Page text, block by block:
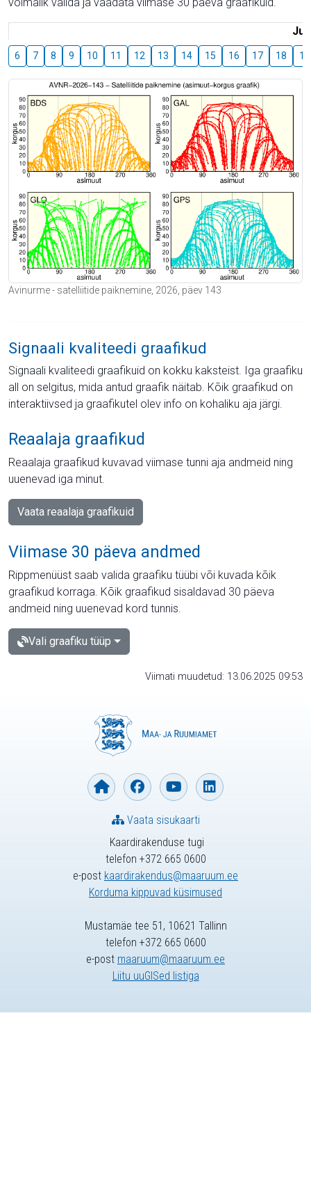
6 7 8 9 10 11 12 13 14 15 16 17 18 19
Avinurme - satelliitide paiknemine, 2026, päev 143
Signaali kvaliteedi graafikud
Signaali kvaliteedi graafikuid on kokku kaksteist. Iga graafiku
all on selgitus, mida antud graafik näitab. Kõik graafikud on
interaktiivsed ja graafikutel olev info on kohaliku aja järgi.
Reaalaja graafikud
Reaalaja graafikud kuvavad viimase tunni aja andmeid ning
uuenevad iga minut.
Vaata reaalaja graafikuid
Viimase 30 päeva andmed
Rippmenüüst saab valida graafiku tüübi või kuvada kõik
graafikud korraga. Kõik graafikud sisaldavad 30 päeva
andmeid ning uuenevad kord tunnis.
Vali graafiku tüüp
Viimati muudetud: 13.06.2025 09:53
Kaardirakenduse tugi
telefon +372 665 0600
e-post kaardirakendus@maaruum.ee
Korduma kippuvad küsimused
Vaata sisukaarti
Mustamäe tee 51, 10621 Tallinn
telefon +372 665 0600
e-post maaruum@maaruum.ee
Liitu uuGISed listiga